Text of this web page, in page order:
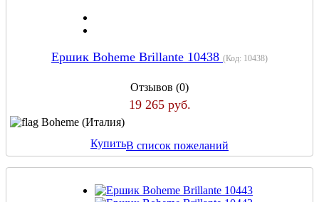
Ершик Boheme Brillante 10438 (Код: 10438)
Отзывов (0)
19 265 руб.
Boheme (Италия)
КупитьВ список пожеланий